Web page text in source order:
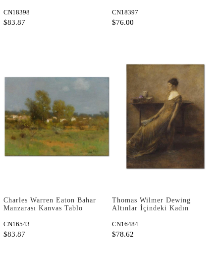
CN18398
$83.87
CN18397
$76.00
Charles Warren Eaton Bahar
Manzarası Kanvas Tablo
CN16543
$83.87
Thomas Wilmer Dewing
Altınlar İçindeki Kadın
CN16484
$78.62